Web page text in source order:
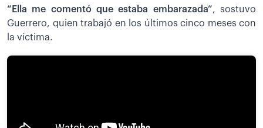
“Ella me comentó que estaba embarazada”, sostuvo
Guerrero, quien trabajó en los últimos cinco meses con
la víctima.